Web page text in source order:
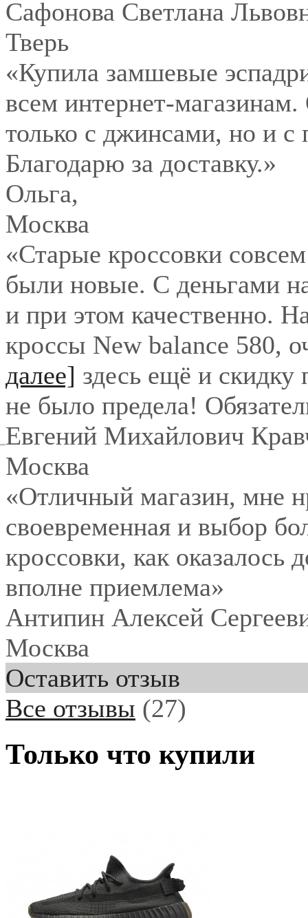
Сафонова Светлана
Тверь
«Купила замшевые
всем интернет-
только с джинсами, но и с
Благодарю за доставку.»
Ольга,
Москва
«Старые кроссовки
были новые. С деньгами
и при этом качественно.
кроссы New balance 580,
далее] здесь ещё и
не было предела!
Евгений Михайлович
Москва
«Отличный магазин, мне
своевременная и выбор
кроссовки, как оказалось
вполне приемлема»
Антипин Алексей
Москва
Оставить отзыв
Все отзывы (27)
Только что купили